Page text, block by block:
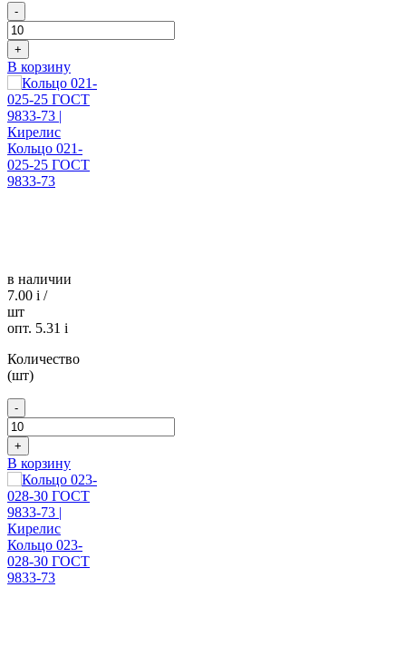
-
+
В корзину
Кольцо 021-
025-25 ГОСТ
9833-73
в наличии
7.00 i /
шт
опт. 5.31 i
Количество
(шт)
-
+
В корзину
Кольцо 023-
028-30 ГОСТ
9833-73